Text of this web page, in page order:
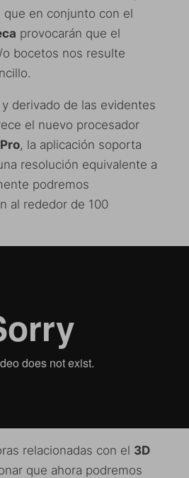
que en conjunto con el
provocarán que el
bocetos nos resulte
derivado de las evidentes
el nuevo procesador
, la aplicación soporta
resolución equivalente a
podremos
al rededor de 100
relacionadas con el 3D
que ahora podremos